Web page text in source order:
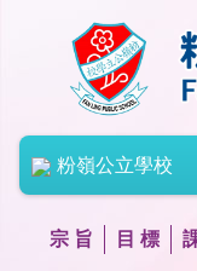
粉嶺公立學校
宗 旨 目 標